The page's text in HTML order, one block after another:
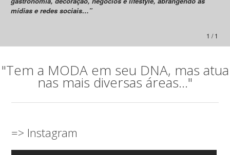
mídias e redes sociais…”
1 / 1
"Tem a MODA em seu DNA, mas atua
nas mais diversas áreas..."
=> Instagram